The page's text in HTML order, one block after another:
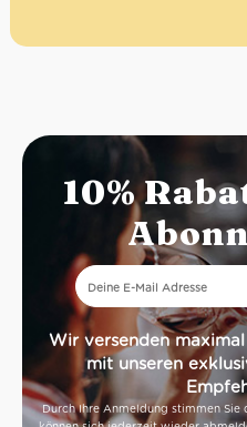
10%
Wir versenden
mit unseren
Durch Ihre Anmeldung stimmen Sie